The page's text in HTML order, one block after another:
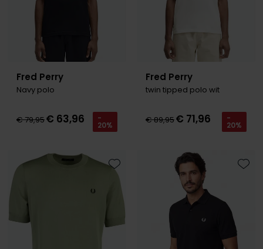
Fred Perry
Navy polo
€ 79,95€ 63,96 -
20%
Fred Perry
twin tipped polo wit
€ 89,95€ 71,96 -
20%
Toevoegen aan favorieten